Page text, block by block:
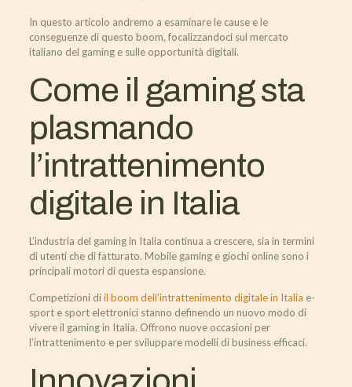
In questo articolo andremo a esaminare le cause e le
conseguenze di questo boom, focalizzandoci sul mercato
italiano del gaming e sulle opportunità digitali.
Come il gaming sta
plasmando
l’intrattenimento
digitale in Italia
L’industria del gaming in Italia continua a crescere, sia in termini
di utenti che di fatturato. Mobile gaming e giochi online sono i
principali motori di questa espansione.
Competizioni diil boom dell’intrattenimento digitale in Italia e-
sport e sport elettronici stanno definendo un nuovo modo di
vivere il gaming in Italia. Offrono nuove occasioni per
l’intrattenimento e per sviluppare modelli di business efficaci.